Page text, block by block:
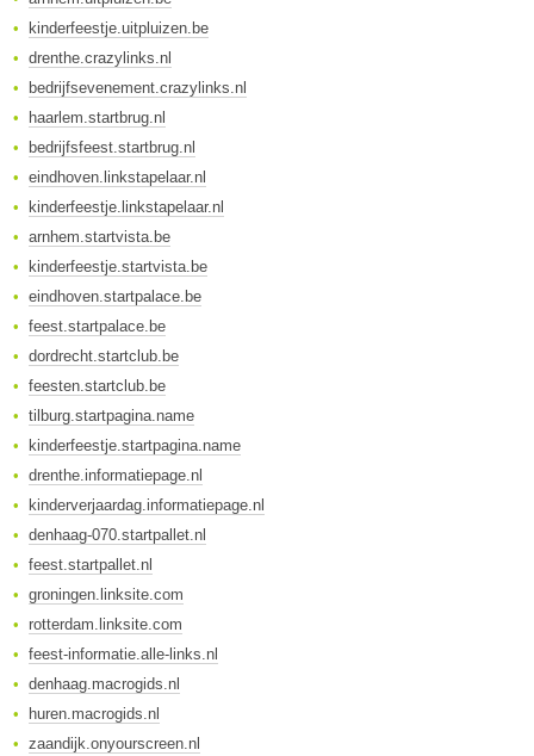
kinderfeestje.uitpluizen.be
drenthe.crazylinks.nl
bedrijfsevenement.crazylinks.nl
haarlem.startbrug.nl
bedrijfsfeest.startbrug.nl
eindhoven.linkstapelaar.nl
kinderfeestje.linkstapelaar.nl
arnhem.startvista.be
kinderfeestje.startvista.be
eindhoven.startpalace.be
feest.startpalace.be
dordrecht.startclub.be
feesten.startclub.be
tilburg.startpagina.name
kinderfeestje.startpagina.name
drenthe.informatiepage.nl
kinderverjaardag.informatiepage.nl
denhaag-070.startpallet.nl
feest.startpallet.nl
groningen.linksite.com
rotterdam.linksite.com
feest-informatie.alle-links.nl
denhaag.macrogids.nl
huren.macrogids.nl
zaandijk.onyourscreen.nl